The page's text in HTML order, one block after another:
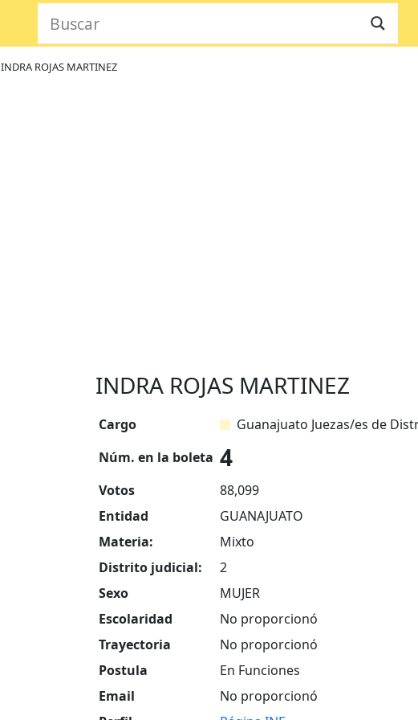
INDRA ROJAS MARTINEZ
INDRA ROJAS MARTINEZ
Cargo
Guanajuato Juezas/es de
Núm. en la boleta 4
Votos
88,099
Entidad
GUANAJUATO
Materia:
Mixto
Distrito judicial:
2
Sexo
MUJER
Escolaridad
No proporcionó
Trayectoria
No proporcionó
Postula
En Funciones
Email
No proporcionó